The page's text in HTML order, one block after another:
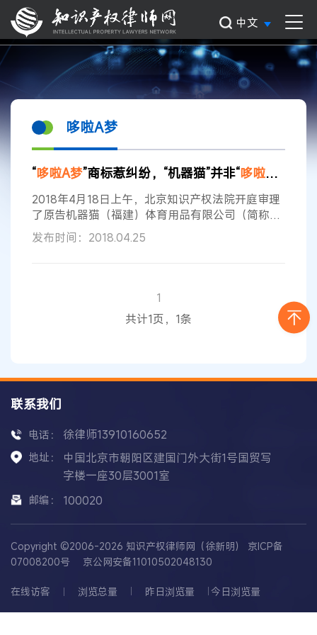
中文
哆啦A梦
“哆啦A梦”商标惹纠纷，“机器猫”并非“哆啦A梦
2018年4月18日上午，北京知识产权法院开庭审理
了原告机器猫（福建）体育用品有限公司（简称机
器猫公司）诉被告国家工商行政管理总局商标评审
委员会（简称商标评审委员会）、第三人艾影（上
注册的图形商标 （简称诉争商标），该图形与漫画
，又名小叮当、机器
猫，英文名称为“DORAEMON
发布时间：2018.04.25
1
共计1页，1条
联系我们
电话： 徐律师13910160652
地址：
中国北京市朝阳区建国门外大街1号国贸写
字楼一座30层3001室
邮编： 100020
Copyright ©2006-2026 知识产权律师网（徐新明） 京ICP备
07008200号
京公网安备11010502048130
在线访客 浏览总量 昨日浏览量 今日浏览量